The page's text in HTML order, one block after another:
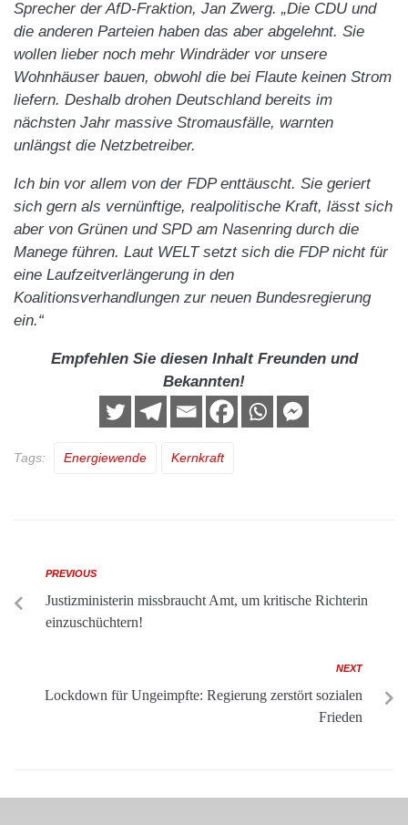
Sprecher der AfD-Fraktion, Jan Zwerg. „Die CDU und
die anderen Parteien haben das aber abgelehnt. Sie
wollen lieber noch mehr Windräder vor unsere
Wohnhäuser bauen, obwohl die bei Flaute keinen Strom
liefern. Deshalb drohen Deutschland bereits im
nächsten Jahr massive Stromausfälle, warnten
unlängst die Netzbetreiber.
Ich bin vor allem von der FDP enttäuscht. Sie geriert
sich gern als vernünftige, realpolitische Kraft, lässt sich
aber von Grünen und SPD am Nasenring durch die
Manege führen. Laut WELT setzt sich die FDP nicht für
eine Laufzeitverlängerung in den
Koalitionsverhandlungen zur neuen Bundesregierung
ein.“
Empfehlen Sie diesen Inhalt Freunden und
Bekannten!
Tags: Energiewende Kernkraft
PREVIOUS
Justizministerin missbraucht Amt, um kritische Richterin
einzuschüchtern!
NEXT
Lockdown für Ungeimpfte: Regierung zerstört sozialen
Frieden